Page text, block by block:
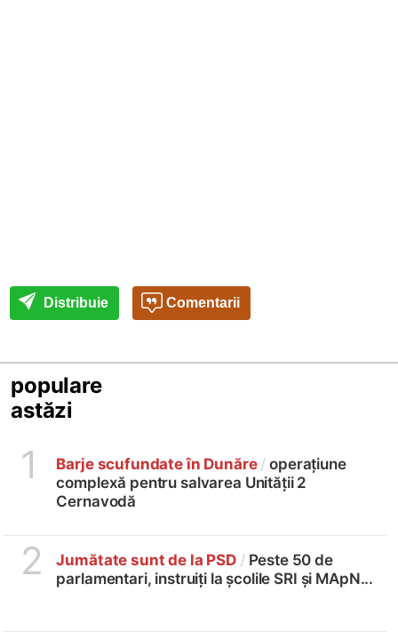
Distribuie Comentarii
populare
astăzi
1 Barje scufundate în Dunăre / operațiune
complexă pentru salvarea Unității 2
Cernavodă
2 Jumătate sunt de la PSD / Peste 50 de
parlamentari, instruiți la școlile SRI și MApN...